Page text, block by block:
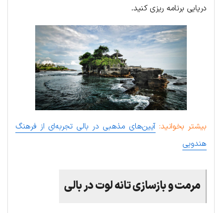
دریایی برنامه ریزی کنید.
بیشتر بخوانید: آیین‌های مذهبی در بالی تجربه‌ای از فرهنگ
هندویی
مرمت و بازسازی تانه لوت در بالی